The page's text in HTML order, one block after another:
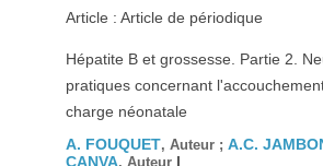
Article : Article de périodique
Hépatite B et grossesse. Partie 2.
pratiques concernant
charge néonatale
A. FOUQUET, Auteur ; A.C.
CANVA, Auteur |